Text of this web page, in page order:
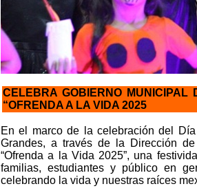
CELEBRA GOBIERNO
“OFRENDA A LA VIDA 2025
En el marco de la celebración del
Grandes, a través de la Dirección
“Ofrenda a la Vida 2025”, una
familias, estudiantes y público en
celebrando la vida y nuestras raíces